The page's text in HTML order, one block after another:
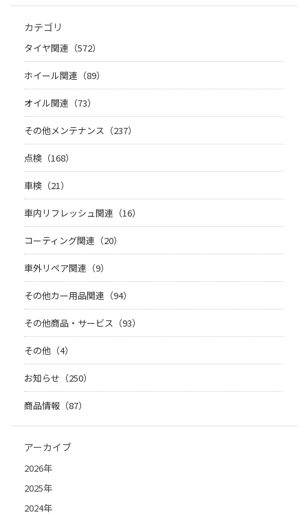
カテゴリ
タイヤ関連（572）
ホイール関連（89）
オイル関連（73）
その他メンテナンス（237）
点検（168）
車検（21）
車内リフレッシュ関連（16）
コーティング関連（20）
車外リペア関連（9）
その他カー用品関連（94）
その他商品・サービス（93）
その他（4）
お知らせ（250）
商品情報（87）
アーカイブ
2026年
2025年
2024年